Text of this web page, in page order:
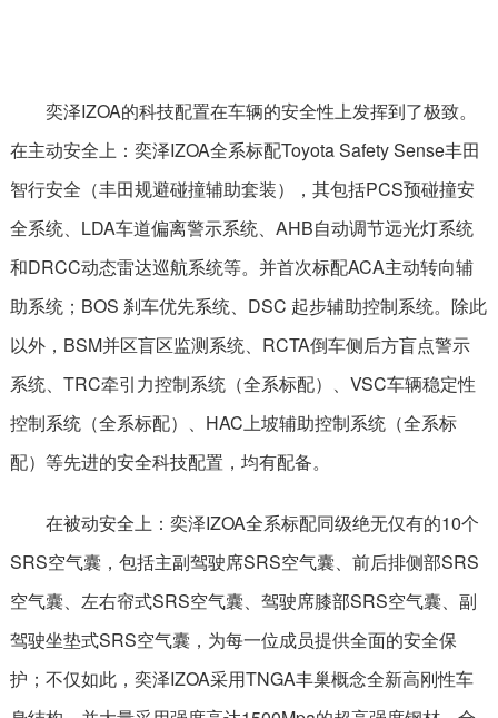
奕泽IZOA的科技配置在车辆的安全性上发挥到了极致。
在主动安全上：奕泽IZOA全系标配Toyota Safety Sense丰田
智行安全（丰田规避碰撞辅助套装），其包括PCS预碰撞安
全系统、LDA车道偏离警示系统、AHB自动调节远光灯系统
和DRCC动态雷达巡航系统等。并首次标配ACA主动转向辅
助系统；BOS 刹车优先系统、DSC 起步辅助控制系统。除此
以外，BSM并区盲区监测系统、RCTA倒车侧后方盲点警示
系统、TRC牵引力控制系统（全系标配）、VSC车辆稳定性
控制系统（全系标配）、HAC上坡辅助控制系统（全系标
配）等先进的安全科技配置，均有配备。
在被动安全上：奕泽IZOA全系标配同级绝无仅有的10个
SRS空气囊，包括主副驾驶席SRS空气囊、前后排侧部SRS
空气囊、左右帘式SRS空气囊、驾驶席膝部SRS空气囊、副
驾驶坐垫式SRS空气囊，为每一位成员提供全面的安全保
护；不仅如此，奕泽IZOA采用TNGA丰巢概念全新高刚性车